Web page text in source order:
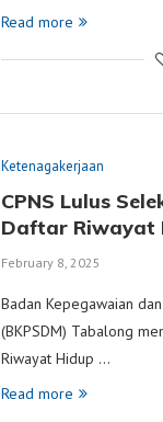
Read more
Ketenagakerjaan
CPNS Lulus
Daftar Riwayat
February 8, 2025
Badan Kepegawaian
(BKPSDM) Tabalong
Riwayat Hidup …
Read more